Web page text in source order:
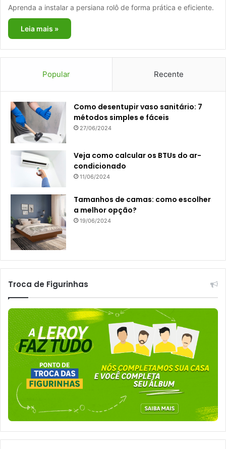
Aprenda a instalar a persiana rolô de forma prática e eficiente.
Leia mais »
Popular Recente
Como desentupir vaso sanitário: 7
métodos simples e fáceis
27/06/2024
Veja como calcular os BTUs do ar-
condicionado
11/06/2024
Tamanhos de camas: como escolher
a melhor opção?
19/06/2024
Troca de Figurinhas